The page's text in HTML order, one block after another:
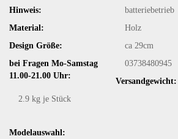
Hinweis:
batteriebetrieb
Material:
Holz
Design Größe:
ca 29cm
bei Fragen Mo-Samstag
11.00-21.00 Uhr:
03738480945
Versandgewicht:
2.9 kg je Stück
Modelauswahl: